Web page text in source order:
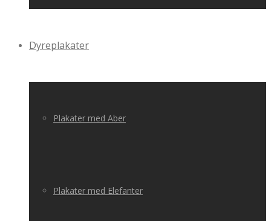
Dyreplakater
Plakater med Aber
Plakater med Elefanter